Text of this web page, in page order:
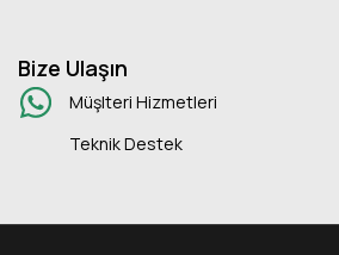
Bize Ulaşın
Müşlteri Hizmetleri
Teknik Destek